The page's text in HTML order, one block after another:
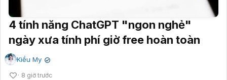
4 tính năng ChatGPT "ngon nghẻ"
ngày xưa tính phí giờ free hoàn toàn
Kiều My ✔
8 giờ trước